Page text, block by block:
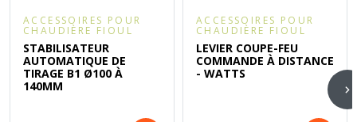
ACCESSOIRES POUR
CHAUDIÈRE FIOUL
STABILISATEUR
AUTOMATIQUE DE
TIRAGE B1 Ø100 À
140MM
ACCESSOIRES POUR
CHAUDIÈRE FIOUL
LEVIER COUPE-FEU
COMMANDE À DISTANCE
- WATTS